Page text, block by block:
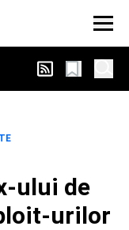
ului de
urilor